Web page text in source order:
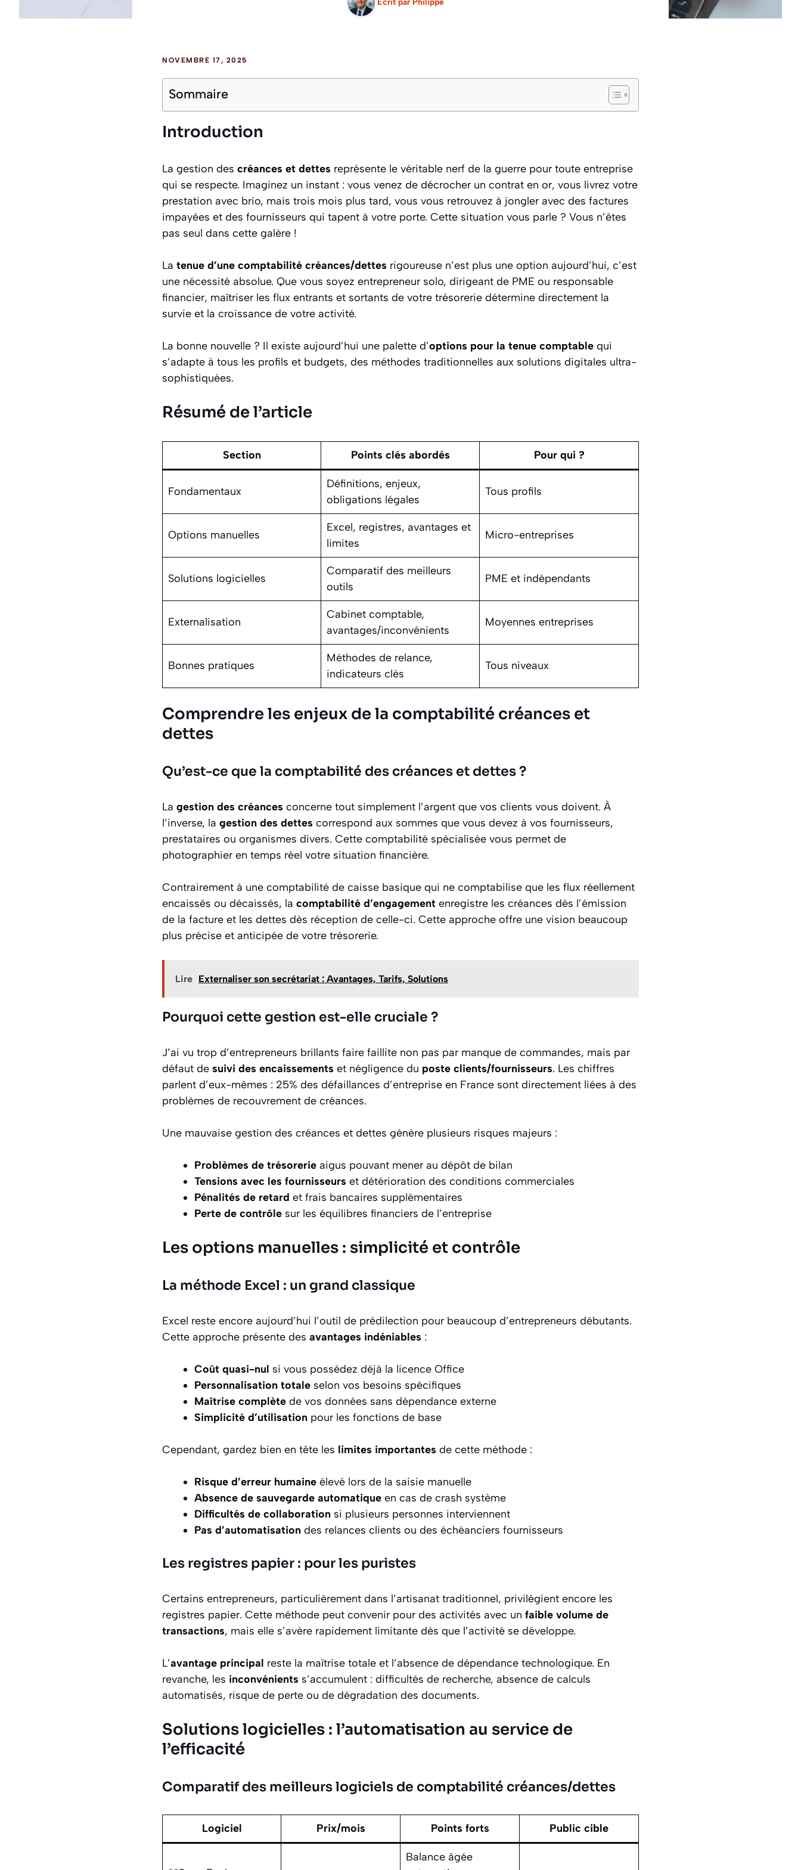
Ecrit par Philippe
NOVEMBRE 17, 2025
Sommaire
Introduction
La gestion des créances et dettes représente le véritable nerf de la guerre pour toute entreprise
qui se respecte. Imaginez un instant : vous venez de décrocher un contrat en or, vous livrez votre
prestation avec brio, mais trois mois plus tard, vous vous retrouvez à jongler avec des factures
impayées et des fournisseurs qui tapent à votre porte. Cette situation vous parle ? Vous n’êtes
pas seul dans cette galère !
La tenue d’une comptabilité créances/dettes rigoureuse n’est plus une option aujourd’hui, c’est
une nécessité absolue. Que vous soyez entrepreneur solo, dirigeant de PME ou responsable
financier, maîtriser les flux entrants et sortants de votre trésorerie détermine directement la
survie et la croissance de votre activité.
La bonne nouvelle ? Il existe aujourd’hui une palette d’options pour la tenue comptable qui
s’adapte à tous les profils et budgets, des méthodes traditionnelles aux solutions digitales ultra-
sophistiquées.
Résumé de l’article
Section Points clés abordés Pour qui ?
Fondamentaux
Définitions, enjeux,
obligations légales
Tous profils
Options manuelles
Excel, registres, avantages et
limites
Micro-entreprises
Solutions logicielles
Comparatif des meilleurs
outils
PME et indépendants
Externalisation
Cabinet comptable,
avantages/inconvénients
Moyennes entreprises
Bonnes pratiques
Méthodes de relance,
indicateurs clés
Tous niveaux
Comprendre les enjeux de la comptabilité créances et
dettes
Qu’est-ce que la comptabilité des créances et dettes ?
La gestion des créances concerne tout simplement l’argent que vos clients vous doivent. À
l’inverse, la gestion des dettes correspond aux sommes que vous devez à vos fournisseurs,
prestataires ou organismes divers. Cette comptabilité spécialisée vous permet de
photographier en temps réel votre situation financière.
Contrairement à une comptabilité de caisse basique qui ne comptabilise que les flux réellement
encaissés ou décaissés, la comptabilité d’engagement enregistre les créances dès l’émission
de la facture et les dettes dès réception de celle-ci. Cette approche offre une vision beaucoup
plus précise et anticipée de votre trésorerie.
Lire Externaliser son secrétariat : Avantages, Tarifs, Solutions
Pourquoi cette gestion est-elle cruciale ?
J’ai vu trop d’entrepreneurs brillants faire faillite non pas par manque de commandes, mais par
défaut de suivi des encaissements et négligence du poste clients/fournisseurs. Les chiffres
parlent d’eux-mêmes : 25% des défaillances d’entreprise en France sont directement liées à des
problèmes de recouvrement de créances.
Une mauvaise gestion des créances et dettes génère plusieurs risques majeurs :
Problèmes de trésorerie aigus pouvant mener au dépôt de bilan
Tensions avec les fournisseurs et détérioration des conditions commerciales
Pénalités de retard et frais bancaires supplémentaires
Perte de contrôle sur les équilibres financiers de l’entreprise
Les options manuelles : simplicité et contrôle
La méthode Excel : un grand classique
Excel reste encore aujourd’hui l’outil de prédilection pour beaucoup d’entrepreneurs débutants.
Cette approche présente des avantages indéniables :
Coût quasi-nul si vous possédez déjà la licence Office
Personnalisation totale selon vos besoins spécifiques
Maîtrise complète de vos données sans dépendance externe
Simplicité d’utilisation pour les fonctions de base
Cependant, gardez bien en tête les limites importantes de cette méthode :
Risque d’erreur humaine élevé lors de la saisie manuelle
Absence de sauvegarde automatique en cas de crash système
Difficultés de collaboration si plusieurs personnes interviennent
Pas d’automatisation des relances clients ou des échéanciers fournisseurs
Les registres papier : pour les puristes
Certains entrepreneurs, particulièrement dans l’artisanat traditionnel, privilégient encore les
registres papier. Cette méthode peut convenir pour des activités avec un faible volume de
transactions, mais elle s’avère rapidement limitante dès que l’activité se développe.
L’avantage principal reste la maîtrise totale et l’absence de dépendance technologique. En
revanche, les inconvénients s’accumulent : difficultés de recherche, absence de calculs
automatisés, risque de perte ou de dégradation des documents.
Solutions logicielles : l’automatisation au service de
l’efficacité
Comparatif des meilleurs logiciels de comptabilité créances/dettes
Logiciel Prix/mois Points forts Public cible
Balance âgée